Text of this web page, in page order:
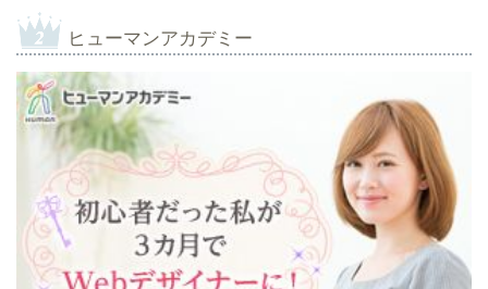
ヒューマンアカデミー